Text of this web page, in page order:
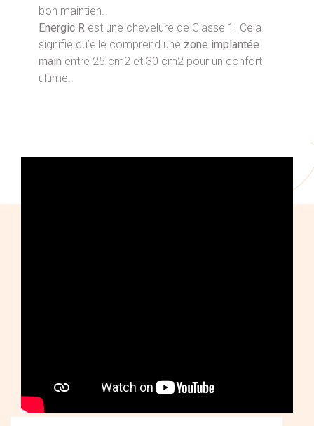
bon maintien.
Energic R est une chevelure de Classe 1. Cela
signifie qu’elle comprend une zone implantée
main entre 25 cm2 et 30 cm2 pour un confort
ultime.